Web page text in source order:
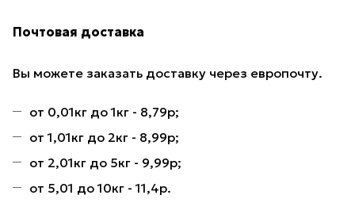
Почтовая доставка
Вы можете заказать доставку через европочту.
от 0,01кг до 1кг - 8,79р;
от 1,01кг до 2кг - 8,99р;
от 2,01кг до 5кг - 9,99р;
от 5,01 до 10кг - 11,4р.